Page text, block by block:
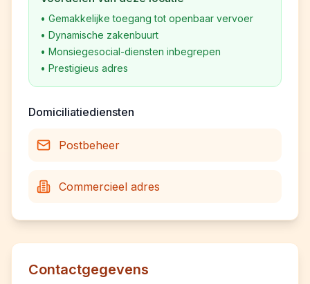
• Gemakkelijke toegang tot openbaar vervoer
• Dynamische zakenbuurt
• Monsiegesocial-diensten inbegrepen
• Prestigieus adres
Domiciliatiediensten
Postbeheer
Commercieel adres
Contactgegevens